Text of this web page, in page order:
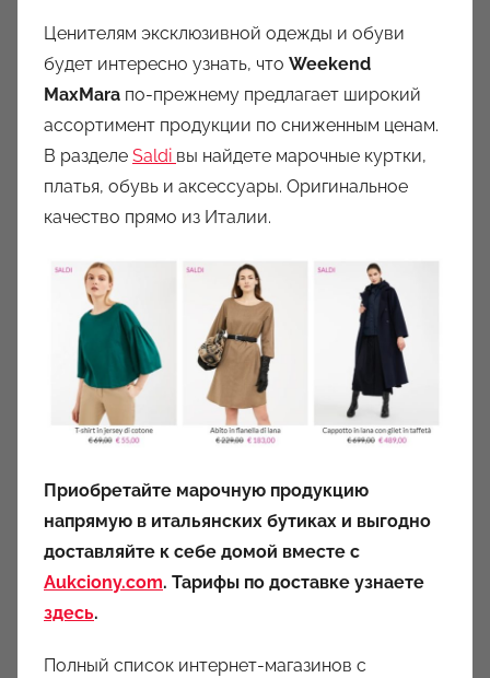
Ценителям эксклюзивной одежды и обуви
будет интересно узнать, что Weekend
MaxMara по-прежнему предлагает широкий
ассортимент продукции по сниженным ценам.
В разделе Saldi вы найдете марочные куртки,
платья, обувь и аксессуары. Оригинальное
качество прямо из Италии.
Приобретайте марочную продукцию
напрямую в итальянских бутиках и выгодно
доставляйте к себе домой вместе с
Aukciony.com. Тарифы по доставке узнаете
здесь.
Полный список интернет-магазинов с